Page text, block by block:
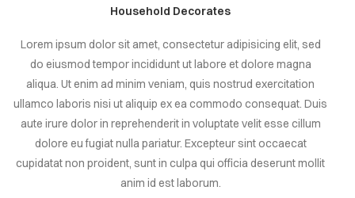
Household Decorates
Lorem ipsum dolor sit amet, consectetur adipisicing elit, sed
do eiusmod tempor incididunt ut labore et dolore magna
aliqua. Ut enim ad minim veniam, quis nostrud exercitation
ullamco laboris nisi ut aliquip ex ea commodo consequat. Duis
aute irure dolor in reprehenderit in voluptate velit esse cillum
dolore eu fugiat nulla pariatur. Excepteur sint occaecat
cupidatat non proident, sunt in culpa qui officia deserunt mollit
anim id est laborum.